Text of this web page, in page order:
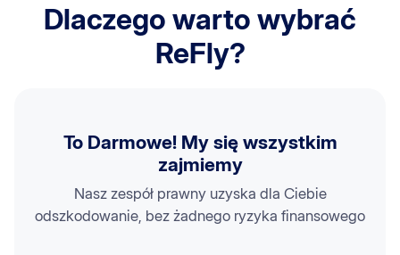
Dlaczego warto wybrać
ReFly?
To Darmowe! My się wszystkim
zajmiemy
Nasz zespół prawny uzyska dla Ciebie
odszkodowanie, bez żadnego ryzyka finansowego